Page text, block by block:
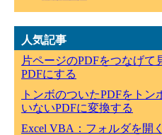
人気記事
片ページのPDFをつなげて
PDFにする
トンボのついたPDFをトン
いないPDFに変換する
Excel VBA：フォルダを開く